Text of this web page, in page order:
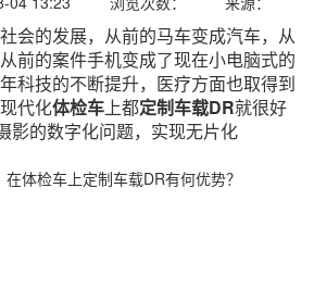
会的发展，从前的马车变成汽车，从
前的案件手机变成了现在小电脑式的
科技的不断提升，医疗方面也取得到
代化体检车上都定制车载DR就很好
影的数字化问题，实现无片化